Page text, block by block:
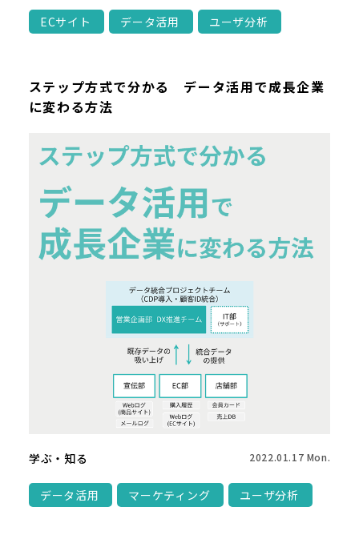
ECサイト データ活用 ユーザ分析
ステップ方式で分かる データ活用で成長企業
に変わる方法
学ぶ・知る 2022.01.17 Mon.
データ活用 マーケティング ユーザ分析